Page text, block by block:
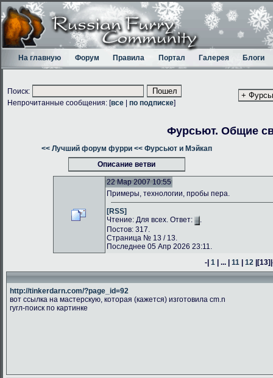
На главную Форум Правила Портал Галерея Блоги
Поиск:
Непрочитанные сообщения: [все по подписке]
Фурсьют. Общие
<< Лучший форум фурри << Фурсьют и Мэйкап
Описание ветви
22 Мар 2007 10:55
Примеры, технологии, пробы пера.
[RSS]
Чтение: Для всех. Ответ:
.
Постов: 317.
Страница № 13 / 13.
Последнее 05 Апр 2026 23:11.
-|1 | ... |11 |12 |[13]
http://tinkerdarn.com/?page_id=92
вот ссылка на мастерскую, которая (кажется) изготовила cm.n
гугл-поиск по картинке